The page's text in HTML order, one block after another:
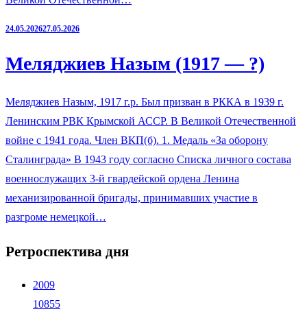
24.05.202627.05.2026
Меляджиев Назым (1917 — ?)
Меляджиев Назым, 1917 г.р. Был призван в РККА в 1939 г.
Ленинским РВК Крымской АССР. В Великой Отечественной
войне с 1941 года. Член ВКП(б). 1. Медаль «За оборону
Сталинграда» В 1943 году согласно Списка личного состава
военнослужащих 3-й гвардейской ордена Ленина
механизированной бригады, принимавших участие в
разгроме немецкой…
Ретроспектива дня
2009
10855